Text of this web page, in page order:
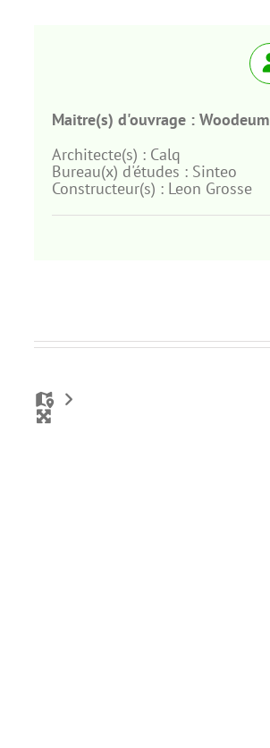
Maitre(s) d'ouvrage : Woodeum
Architecte(s) : Calq
Bureau(x) d'études : Sinteo
Constructeur(s) : Leon Grosse